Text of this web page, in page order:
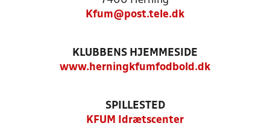
Kfum@post.tele.dk
KLUBBENS HJEMMESIDE
www.herningkfumfodbold.dk
SPILLESTED
KFUM Idrætscenter